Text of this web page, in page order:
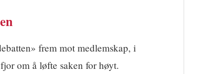
frem mot medlemskap, i
om å løfte saken for høyt.